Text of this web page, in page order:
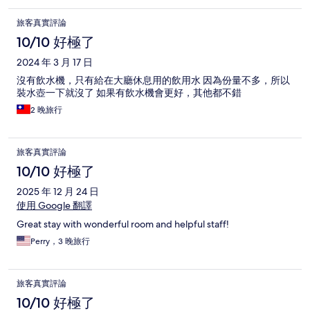
旅客真實評論
10/10 好極了
2024 年 3 月 17 日
沒有飲水機，只有給在大廳休息用的飲用水 因為份量不多，所以
裝水壺一下就沒了 如果有飲水機會更好，其他都不錯
2 晚旅行
旅客真實評論
10/10 好極了
2025 年 12 月 24 日
使用 Google 翻譯
Great stay with wonderful room and helpful staff!
Perry，3 晚旅行
旅客真實評論
10/10 好極了